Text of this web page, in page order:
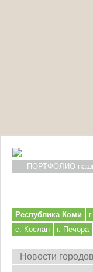
ПОРТФОЛИО
Республика Коми
с. Кослан
г. Печора
Новости городов